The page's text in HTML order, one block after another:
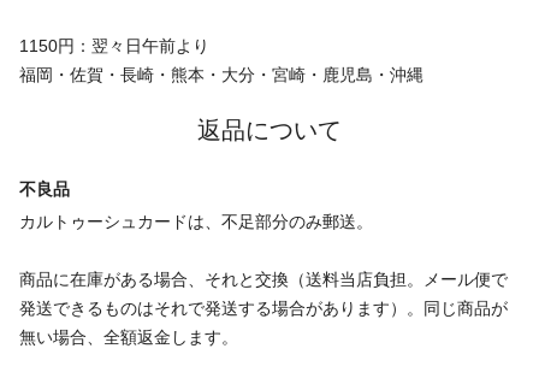
1150円：翌々日午前より
福岡・佐賀・長崎・熊本・大分・宮崎・鹿児島・沖縄
返品について
不良品
カルトゥーシュカードは、不足部分のみ郵送。
商品に在庫がある場合、それと交換（送料当店負担。メール便で
発送できるものはそれで発送する場合があります）。同じ商品が
無い場合、全額返金します。